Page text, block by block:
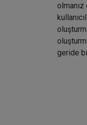
geride